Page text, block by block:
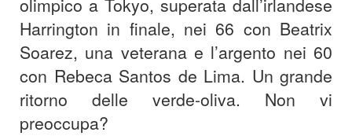
olimpico a Tokyo, superata dall’irlandese
Harrington in finale, nei 66 con Beatrix
Soarez, una veterana e l’argento nei 60
con Rebeca Santos de Lima. Un grande
ritorno delle verde-oliva. Non vi
preoccupa?